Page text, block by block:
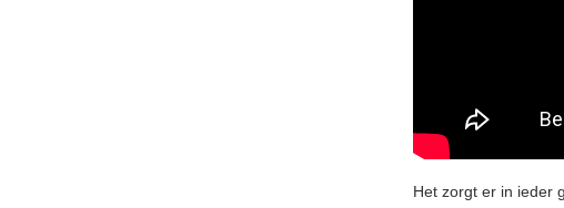
Het zorgt er in ieder